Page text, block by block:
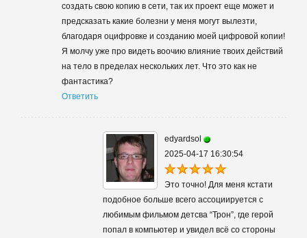
создать свою копию в сети, так их проект еще может и
предсказать какие болезни у меня могут вылезти,
благодаря оцифровке и созданию моей цифровой копии!
Я молчу уже про видеть воочию влияние твоих действий
на тело в пределах нескольких лет. Что это как не
фантастика?
Ответить
edyardsol
2025-04-17 16:30:54
Это точно! Для меня кстати
подобное больше всего ассоциируется с
любимым фильмом детсва “Трон”, где герой
попал в компьютер и увидел всё со стороны